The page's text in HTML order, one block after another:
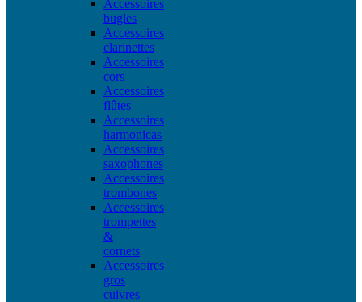
Accessoires
bugles
Accessoires
clarinettes
Accessoires
cors
Accessoires
flûtes
Accessoires
harmonicas
Accessoires
saxophones
Accessoires
trombones
Accessoires
trompettes
&
cornets
Accessoires
gros
cuivres